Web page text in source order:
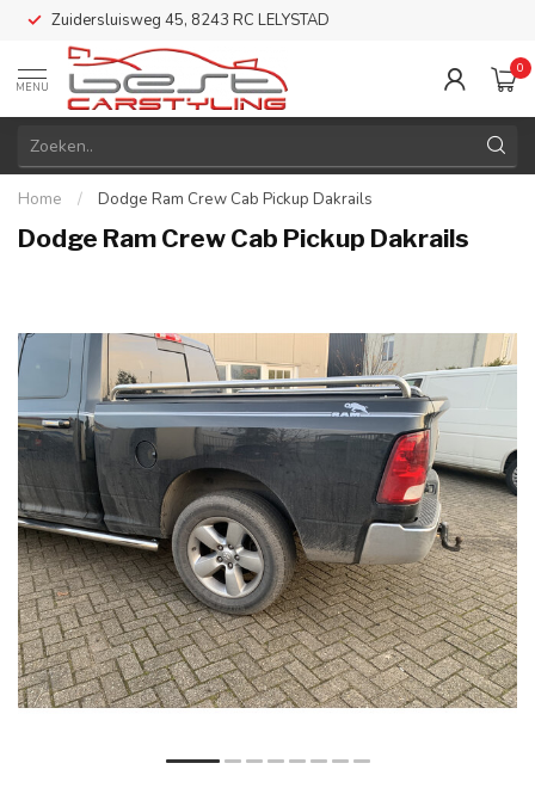
Zuidersluisweg 45, 8243 RC LELYSTAD
MENU
0
Home / Dodge Ram Crew Cab Pickup Dakrails
Dodge Ram Crew Cab Pickup Dakrails